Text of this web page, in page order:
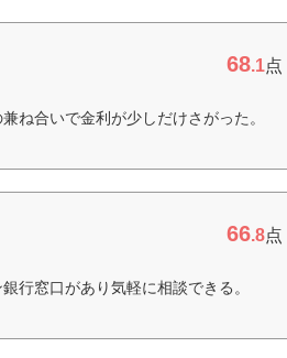
68.1点
ね合いで金利が少しだけさがった。
66.8点
行窓口があり気軽に相談できる。